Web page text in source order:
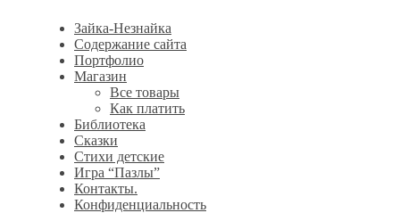
Зайка-Незнайка
Содержание сайта
Портфолио
Магазин
Все товары
Как платить
Библиотека
Сказки
Стихи детские
Игра “Пазлы”
Контакты.
Конфиденциальность